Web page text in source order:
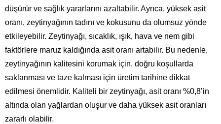
düşürür ve sağlık yararlarını azaltabilir. Ayrıca, yüksek asit
oranı, zeytinyağının tadını ve kokusunu da olumsuz yönde
etkileyebilir. Zeytinyağı, sıcaklık, ışık, hava ve nem gibi
faktörlere maruz kaldığında asit oranı artabilir. Bu nedenle,
zeytinyağının kalitesini korumak için, doğru koşullarda
saklanması ve taze kalması için üretim tarihine dikkat
edilmesi önemlidir. Kaliteli bir zeytinyağı, asit oranı %0,8’in
altında olan yağlardan oluşur ve daha yüksek asit oranları
zararlı olabilir.